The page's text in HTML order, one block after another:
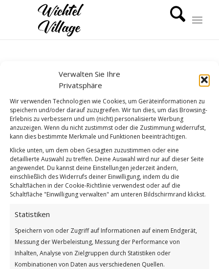
Verwalten Sie Ihre
Privatsphäre
Wir verwenden Technologien wie Cookies, um Geräteinformationen zu
speichern und/oder darauf zuzugreifen. Wir tun dies, um das Browsing-
Erlebnis zu verbessern und um (nicht) personalisierte Werbung
anzuzeigen. Wenn du nicht zustimmst oder die Zustimmung widerrufst,
kann dies bestimmte Merkmale und Funktionen beeinträchtigen.
Klicke unten, um dem oben Gesagten zuzustimmen oder eine
detaillierte Auswahl zu treffen. Deine Auswahl wird nur auf dieser Seite
angewendet. Du kannst deine Einstellungen jederzeit ändern,
einschließlich des Widerrufs deiner Einwilligung, indem du die
Schaltflächen in der Cookie-Richtlinie verwendest oder auf die
Schaltfläche "Einwilligung verwalten" am unteren Bildschirmrand klickst.
Statistiken
Speichern von oder Zugriff auf Informationen auf einem Endgerät,
Messung der Werbeleistung, Messung der Performance von
Inhalten, Analyse von Zielgruppen durch Statistiken oder
Kombinationen von Daten aus verschiedenen Quellen.
Wie findest du diesen Beitrag?
[Total: 0Average:
SCHLAGWORTE: NFT , WICHTEL
Impressum